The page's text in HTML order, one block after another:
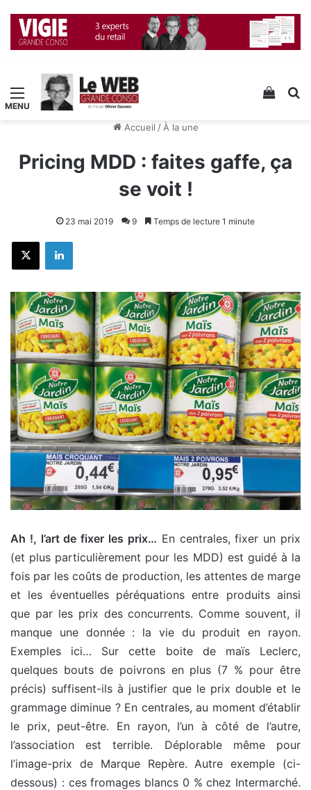
Menu Voir
Accueil / À la une
Pricing MDD : faites gaffe, ça
se voit !
23 mai 2019 9 Temps de lecture 1 minute
X Linkedin
Ah !, l’art de fixer les prix… En centrales, fixer un prix
(et plus particulièrement pour les MDD) est guidé à la
fois par les coûts de production, les attentes de marge
et les éventuelles péréquations entre produits ainsi
que par les prix des concurrents. Comme souvent, il
manque une donnée : la vie du produit en rayon.
Exemples ici… Sur cette boite de maïs Leclerc,
quelques bouts de poivrons en plus (7 % pour être
précis) suffisent-ils à justifier que le prix double et le
grammage diminue ? En centrales, au moment d’établir
le prix, peut-être. En rayon, l’un à côté de l’autre,
l’association est terrible. Déplorable même pour
l’image-prix de Marque Repère. Autre exemple (ci-
dessous) : ces fromages blancs 0 % chez Intermarché.